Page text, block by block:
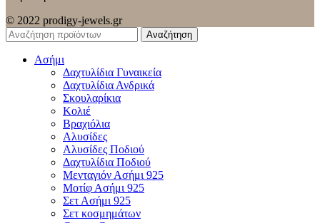
© 2022 prodigy-jewels.gr
Αναζήτηση
Ασήμι
Δαχτυλίδια Γυναικεία
Δαχτυλίδια Ανδρικά
Σκουλαρίκια
Κολιέ
Βραχιόλια
Αλυσίδες
Αλυσίδες Ποδιού
Δαχτυλίδια Ποδιού
Μενταγιόν Ασήμι 925
Μοτίφ Ασήμι 925
Σετ Ασήμι 925
Σετ κοσμημάτων